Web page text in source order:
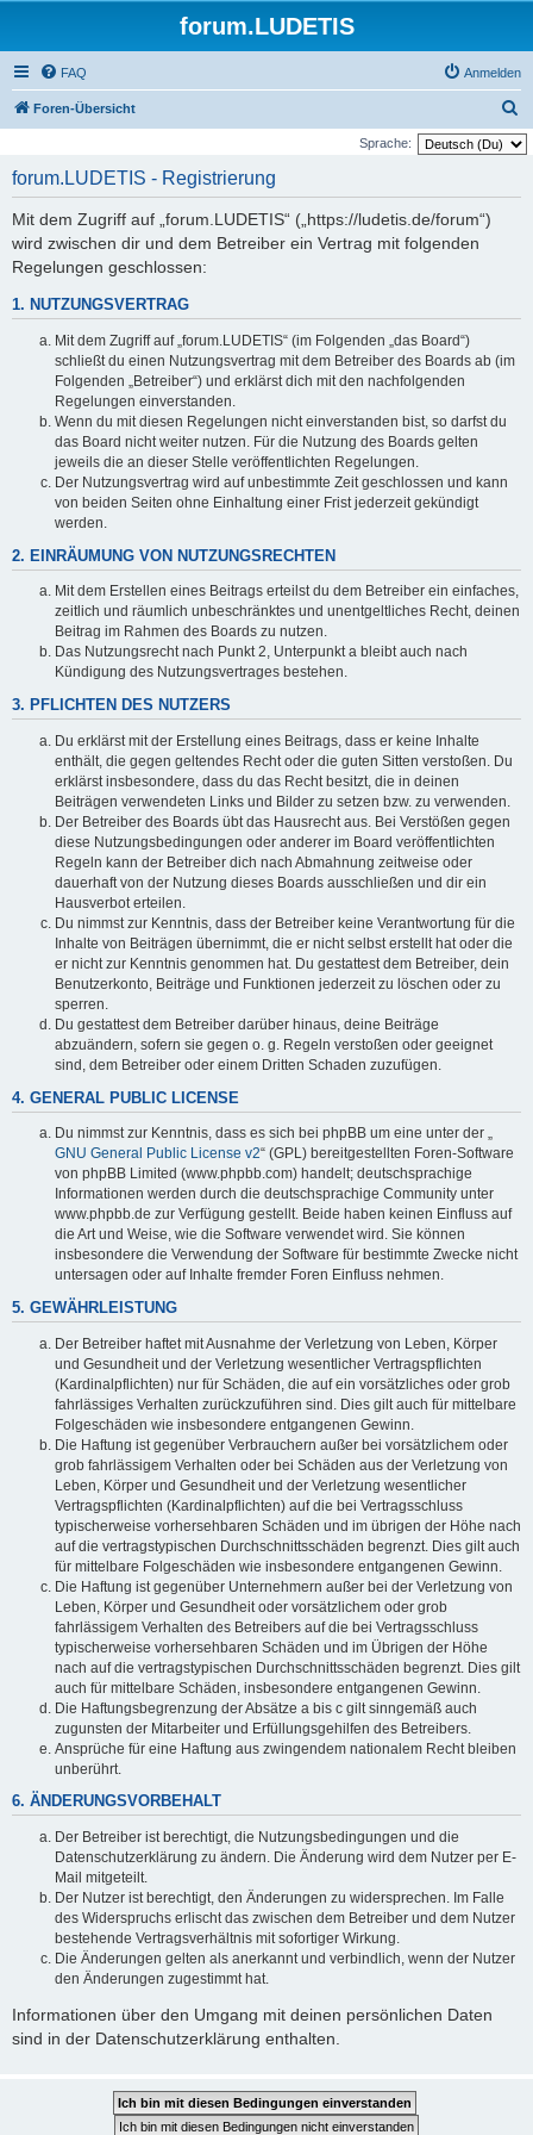
forum.LUDETIS
FAQ Anmelden
Foren-Übersicht
u
Sprache:
forum.LUDETIS - Registrierung
Mit dem Zugriff auf „forum.LUDETIS“ („https://ludetis.de/forum“)
wird zwischen dir und dem Betreiber ein Vertrag mit folgenden
Regelungen geschlossen:
1. NUTZUNGSVERTRAG
Mit dem Zugriff auf „forum.LUDETIS“ (im Folgenden „das Board“)
schließt du einen Nutzungsvertrag mit dem Betreiber des Boards ab (im
Folgenden „Betreiber“) und erklärst dich mit den nachfolgenden
Regelungen einverstanden.
Wenn du mit diesen Regelungen nicht einverstanden bist, so darfst du
das Board nicht weiter nutzen. Für die Nutzung des Boards gelten
jeweils die an dieser Stelle veröffentlichten Regelungen.
Der Nutzungsvertrag wird auf unbestimmte Zeit geschlossen und kann
von beiden Seiten ohne Einhaltung einer Frist jederzeit gekündigt
werden.
2. EINRÄUMUNG VON NUTZUNGSRECHTEN
Mit dem Erstellen eines Beitrags erteilst du dem Betreiber ein einfaches,
zeitlich und räumlich unbeschränktes und unentgeltliches Recht, deinen
Beitrag im Rahmen des Boards zu nutzen.
Das Nutzungsrecht nach Punkt 2, Unterpunkt a bleibt auch nach
Kündigung des Nutzungsvertrages bestehen.
3. PFLICHTEN DES NUTZERS
Du erklärst mit der Erstellung eines Beitrags, dass er keine Inhalte
enthält, die gegen geltendes Recht oder die guten Sitten verstoßen. Du
erklärst insbesondere, dass du das Recht besitzt, die in deinen
Beiträgen verwendeten Links und Bilder zu setzen bzw. zu verwenden.
Der Betreiber des Boards übt das Hausrecht aus. Bei Verstößen gegen
diese Nutzungsbedingungen oder anderer im Board veröffentlichten
Regeln kann der Betreiber dich nach Abmahnung zeitweise oder
dauerhaft von der Nutzung dieses Boards ausschließen und dir ein
Hausverbot erteilen.
Du nimmst zur Kenntnis, dass der Betreiber keine Verantwortung für die
Inhalte von Beiträgen übernimmt, die er nicht selbst erstellt hat oder die
er nicht zur Kenntnis genommen hat. Du gestattest dem Betreiber, dein
Benutzerkonto, Beiträge und Funktionen jederzeit zu löschen oder zu
sperren.
Du gestattest dem Betreiber darüber hinaus, deine Beiträge
abzuändern, sofern sie gegen o. g. Regeln verstoßen oder geeignet
sind, dem Betreiber oder einem Dritten Schaden zuzufügen.
4. GENERAL PUBLIC LICENSE
Du nimmst zur Kenntnis, dass es sich bei phpBB um eine unter der „
GNU General Public License v2“ (GPL) bereitgestellten Foren-Software
von phpBB Limited (www.phpbb.com) handelt; deutschsprachige
Informationen werden durch die deutschsprachige Community unter
www.phpbb.de zur Verfügung gestellt. Beide haben keinen Einfluss auf
die Art und Weise, wie die Software verwendet wird. Sie können
insbesondere die Verwendung der Software für bestimmte Zwecke nicht
untersagen oder auf Inhalte fremder Foren Einfluss nehmen.
5. GEWÄHRLEISTUNG
Der Betreiber haftet mit Ausnahme der Verletzung von Leben, Körper
und Gesundheit und der Verletzung wesentlicher Vertragspflichten
(Kardinalpflichten) nur für Schäden, die auf ein vorsätzliches oder grob
fahrlässiges Verhalten zurückzuführen sind. Dies gilt auch für mittelbare
Folgeschäden wie insbesondere entgangenen Gewinn.
Die Haftung ist gegenüber Verbrauchern außer bei vorsätzlichem oder
grob fahrlässigem Verhalten oder bei Schäden aus der Verletzung von
Leben, Körper und Gesundheit und der Verletzung wesentlicher
Vertragspflichten (Kardinalpflichten) auf die bei Vertragsschluss
typischerweise vorhersehbaren Schäden und im übrigen der Höhe nach
auf die vertragstypischen Durchschnittsschäden begrenzt. Dies gilt auch
für mittelbare Folgeschäden wie insbesondere entgangenen Gewinn.
Die Haftung ist gegenüber Unternehmern außer bei der Verletzung von
Leben, Körper und Gesundheit oder vorsätzlichem oder grob
fahrlässigem Verhalten des Betreibers auf die bei Vertragsschluss
typischerweise vorhersehbaren Schäden und im Übrigen der Höhe
nach auf die vertragstypischen Durchschnittsschäden begrenzt. Dies gilt
auch für mittelbare Schäden, insbesondere entgangenen Gewinn.
Die Haftungsbegrenzung der Absätze a bis c gilt sinngemäß auch
zugunsten der Mitarbeiter und Erfüllungsgehilfen des Betreibers.
Ansprüche für eine Haftung aus zwingendem nationalem Recht bleiben
unberührt.
6. ÄNDERUNGSVORBEHALT
Der Betreiber ist berechtigt, die Nutzungsbedingungen und die
Datenschutzerklärung zu ändern. Die Änderung wird dem Nutzer per E-
Mail mitgeteilt.
Der Nutzer ist berechtigt, den Änderungen zu widersprechen. Im Falle
des Widerspruchs erlischt das zwischen dem Betreiber und dem Nutzer
bestehende Vertragsverhältnis mit sofortiger Wirkung.
Die Änderungen gelten als anerkannt und verbindlich, wenn der Nutzer
den Änderungen zugestimmt hat.
Informationen über den Umgang mit deinen persönlichen Daten
sind in der Datenschutzerklärung enthalten.